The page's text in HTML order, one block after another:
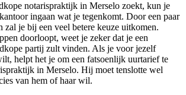
notarispraktijk in Merselo zoekt, kun je
ingaan wat je tegenkomt. Door een paar
zal je bij een veel betere keuze uitkomen.
doorloopt, weet je zeker dat je een
partij zult vinden. Als je voor jezelf
helpt het je om een fatsoenlijk uurtarief te
in Merselo. Hij moet tenslotte wel
van hem of haar wil.